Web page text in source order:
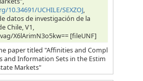
10.34691/UCHILE/SEXZOJ,
datos de investigación de la
Chile, V1,
X6lArimN3o5kw== [fileUNF]
paper titled "Affinities and Compl
and Information Sets in the Estim
Markets"